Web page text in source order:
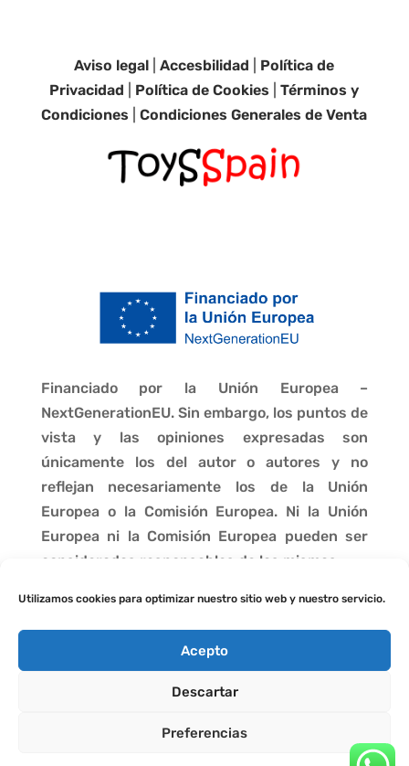
Utilizamos cookies para optimizar nuestro sitio web y nuestro servicio.
Acepto
Descartar
Preferencias
Aviso legal |Accesbilidad
Política de
Privacidad
Política de Cookies |Términos y
Condiciones |Condiciones Generales de Venta
Financiado por la Unión Europea –
NextGenerationEU. Sin embargo, los puntos de
vista y las opiniones expresadas son
únicamente los del autor o autores y no
reflejan necesariamente los de la Unión
Europea o la Comisión Europea. Ni la Unión
Europea ni la Comisión Europea pueden ser
consideradas responsables de las mismas.